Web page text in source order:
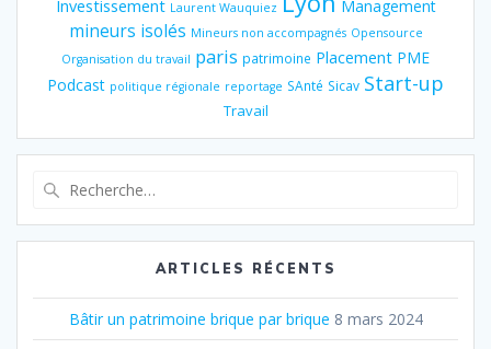
Investissement Laurent Wauquiez Management
mineurs isolés Mineurs non accompagnés Opensource
Organisation du travail paris patrimoine Placement PME
Podcast politique régionale reportage SAnté Sicav Start-up
Travail
:
ARTICLES RÉCENTS
Bâtir un patrimoine brique par brique 8 mars 2024